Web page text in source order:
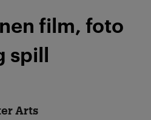
film, foto
spill
Arts